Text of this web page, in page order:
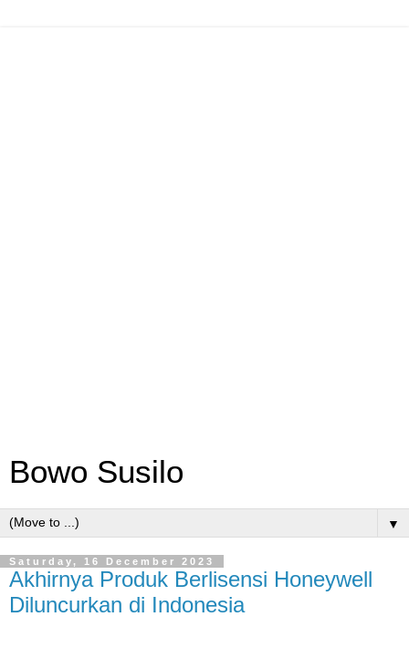
Bowo Susilo
▼
Saturday, 16 December 2023
Akhirnya Produk Berlisensi Honeywell
Diluncurkan di Indonesia